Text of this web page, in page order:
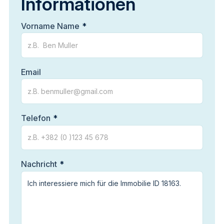
Vorname Name
Email
Telefon
Nachricht